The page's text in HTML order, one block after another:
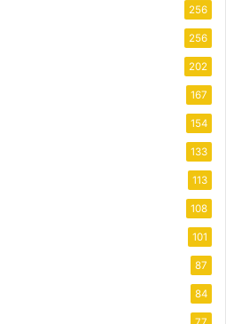
256
256
202
167
154
133
113
108
101
87
84